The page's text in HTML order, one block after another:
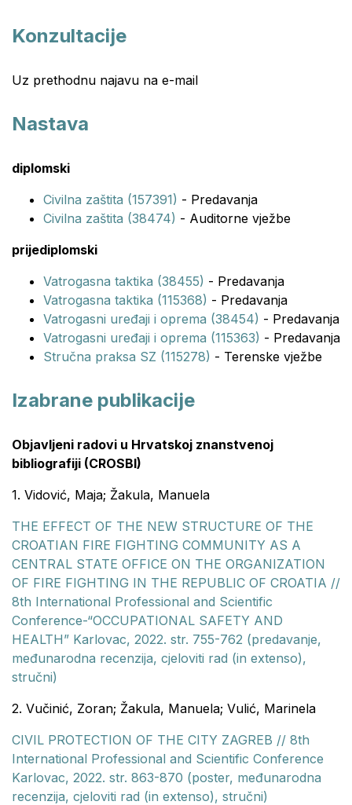
Konzultacije
Uz prethodnu najavu na e-mail
Nastava
diplomski
Civilna zaštita (157391) - Predavanja
Civilna zaštita (38474) - Auditorne vježbe
prijediplomski
Vatrogasna taktika (38455) - Predavanja
Vatrogasna taktika (115368) - Predavanja
Vatrogasni uređaji i oprema (38454) - Predavanja
Vatrogasni uređaji i oprema (115363) - Predavanja
Stručna praksa SZ (115278) - Terenske vježbe
Izabrane publikacije
Objavljeni radovi u Hrvatskoj znanstvenoj
bibliografiji (CROSBI)
1. Vidović, Maja; Žakula, Manuela
THE EFFECT OF THE NEW STRUCTURE OF THE
CROATIAN FIRE FIGHTING COMMUNITY AS A
CENTRAL STATE OFFICE ON THE ORGANIZATION
OF FIRE FIGHTING IN THE REPUBLIC OF CROATIA //
8th International Professional and Scientific
Conference-“OCCUPATIONAL SAFETY AND
HEALTH” Karlovac, 2022. str. 755-762 (predavanje,
međunarodna recenzija, cjeloviti rad (in extenso),
stručni)
2. Vučinić, Zoran; Žakula, Manuela; Vulić, Marinela
CIVIL PROTECTION OF THE CITY ZAGREB // 8th
International Professional and Scientific Conference
Karlovac, 2022. str. 863-870 (poster, međunarodna
recenzija, cjeloviti rad (in extenso), stručni)